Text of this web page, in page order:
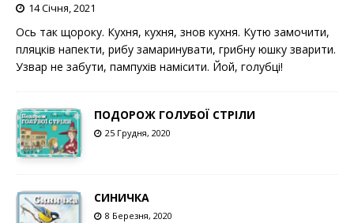
14 Січня, 2021
Ось так щороку. Кухня, кухня, знов кухня. Кутю замочити,
пляцків напекти, рибу замаринувати, грибну юшку зварити.
Узвар не забути, пампухів намісити. Йой, голубці!
ПОДОРОЖ ГОЛУБОЇ СТРІЛИ
25 Грудня, 2020
СИНИЧКА
8 Березня, 2020